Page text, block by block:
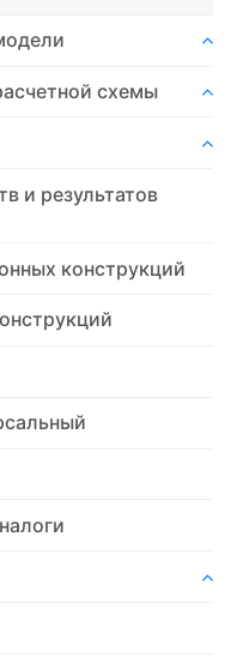
схемы
и результатов
конструкций